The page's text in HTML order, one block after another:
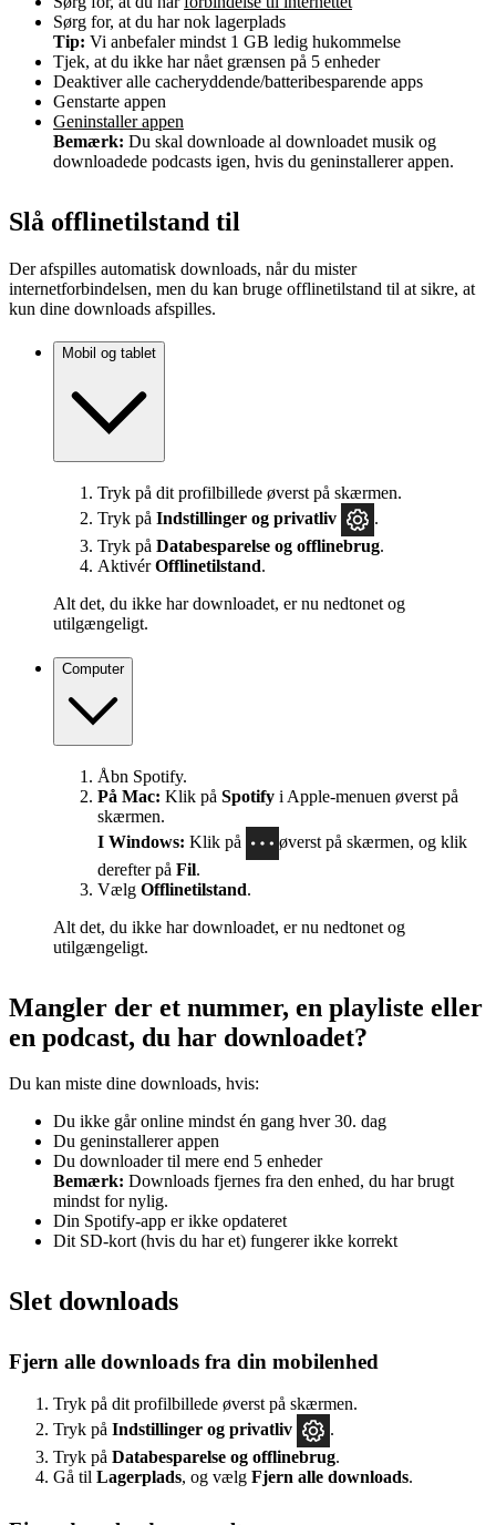
Sørg for, at du har nok lagerplads
Tip: Vi anbefaler mindst 1 GB ledig hukommelse
Tjek, at du ikke har nået grænsen på 5 enheder
Deaktiver alle cacheryddende/batteribesparende apps
Genstarte appen
Geninstaller appen
Bemærk: Du skal downloade al downloadet musik og
downloadede podcasts igen, hvis du geninstallerer appen.
Slå offlinetilstand til
Der afspilles automatisk downloads, når du mister
internetforbindelsen, men du kan bruge offlinetilstand til at sikre, at
kun dine downloads afspilles.
Mobil og tablet
Tryk på dit profilbillede øverst på skærmen.
Tryk på Indstillinger og privatliv
.
Tryk på Databesparelse og offlinebrug.
AktivérOfflinetilstand.
Alt det, du ikke har downloadet, er nu nedtonet og
utilgængeligt.
Computer
Åbn Spotify.
På Mac: Klik på Spotify i Apple-menuen øverst på
skærmen.
I Windows: Klik på
øverst på skærmen, og klik
derefter på Fil.
Vælg Offlinetilstand.
Alt det, du ikke har downloadet, er nu nedtonet og
utilgængeligt.
Mangler der et nummer, en playliste eller
en podcast, du har downloadet?
Du kan miste dine downloads, hvis:
Du ikke går online mindst én gang hver 30. dag
Du geninstallerer appen
Du downloader til mere end 5 enheder
Bemærk: Downloads fjernes fra den enhed, du har brugt
mindst for nylig.
Din Spotify-app er ikke opdateret
Dit SD-kort (hvis du har et) fungerer ikke korrekt
Slet downloads
Fjern alle downloads fra din mobilenhed
Tryk på dit profilbillede øverst på skærmen.
Tryk på Indstillinger og privatliv
.
Tryk på Databesparelse og offlinebrug.
Gå til Lagerplads, og vælg Fjern alle downloads.